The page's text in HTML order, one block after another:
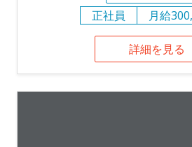
正社員
月給
詳細を見る